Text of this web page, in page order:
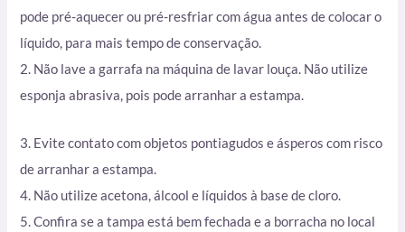
pode pré-aquecer ou pré-resfriar com água antes de colocar o
líquido, para mais tempo de conservação.
2. Não lave a garrafa na máquina de lavar louça. Não utilize
esponja abrasiva, pois pode arranhar a estampa.
3. Evite contato com objetos pontiagudos e ásperos com risco
de arranhar a estampa.
4. Não utilize acetona, álcool e líquidos à base de cloro.
5. Confira se a tampa está bem fechada e a borracha no local